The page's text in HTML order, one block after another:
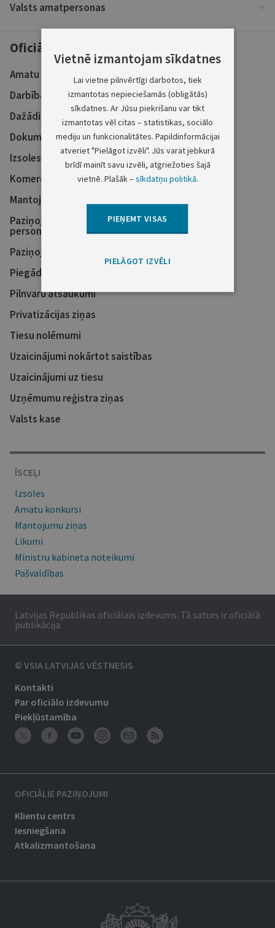
Valsts amatpersonas
Oficiālie paziņojumi
Amatu konkursu ziņas
Darbības pārskati
Dažādi sludinājumi
Dokumentu atsaukumi
Izsoles
Komercreģistra ziņas
Mantojumu ziņas
Paziņojumi kreditoriem un ieinteresētajām
personām
Paziņojumi par teritoriālo plānošanu
Piegādes un darbu izpildes pasūtījumi
Pilnvaru atsaukumi
Privatizācijas ziņas
Tiesu nolēmumi
Uzaicinājumi nokārtot saistības
Uzaicinājumi uz tiesu
Uzņēmumu reģistra ziņas
Valsts kase
ĪSCEĻI
Izsoles
Amatu konkursi
Mantojumu ziņas
Likumi
Ministru kabineta noteikumi
Pašvaldības
Latvijas Republikas oficiālais izdevums. Tā saturs ir oficiālā
publikācija.
© VSIA LATVIJAS VĒSTNESIS
Kontakti
Par oficiālo izdevumu
Piekļūstamība
OFICIĀLIE PAZIŅOJUMI
Klientu centrs
Iesniegšana
Atkalizmantošana
Vietnē izmantojam sīkdatnes
Lai vietne pilnvērtīgi darbotos, tiek
izmantotas nepieciešamās (obligātās)
sīkdatnes. Ar Jūsu piekrišanu var tikt
izmantotas vēl citas – statistikas, sociālo
mediju un funkcionalitātes. Papildinformācijai
atveriet "Pielāgot izvēli". Jūs varat jebkurā
brīdī mainīt savu izvēli, atgriežoties šajā
vietnē. Plašāk –sīkdatņu politikā.
PIEŅEMT VISAS
PIELĀGOT IZVĒLI